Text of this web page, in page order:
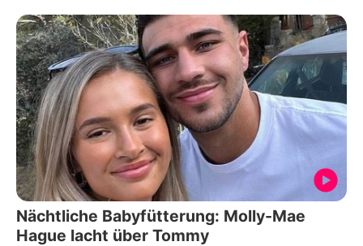
Nächtliche Babyfütterung: Molly-Mae
Hague lacht über Tommy